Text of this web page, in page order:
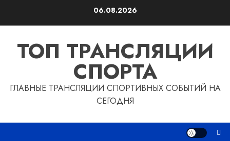
06.08.2026
ТОП ТРАНСЛЯЦИИ
СПОРТА
ГЛАВНЫЕ ТРАНСЛЯЦИИ СПОРТИВНЫХ СОБЫТИЙ НА
СЕГОДНЯ